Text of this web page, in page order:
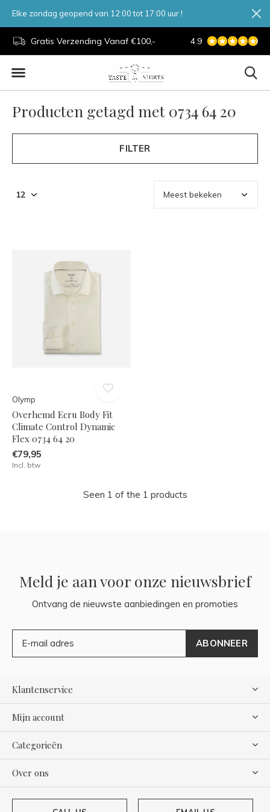
Gratis Verzending Vanaf €100,- 7 Dagen Per
4.9
Elke zondag geopend van 12:00 tot 17:00 uur !
Producten getagd met 0734 64 20
FILTER
Olymp
Overhemd Ecru Body Fit
Climate Control Dynamic
Flex 0734 64 20
€79,95
Incl. btw
Seen 1 of the 1 products
Meld je aan voor onze nieuwsbrief
Ontvang de nieuwste aanbiedingen en promoties
ABONNEER
Klantenservice
Mijn account
Categorieën
Over ons